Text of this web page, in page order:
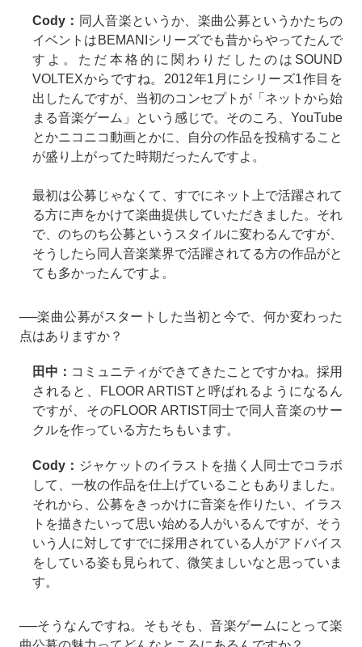
Cody： 同人音楽というか、楽曲公募というかたちの
イベントはBEMANIシリーズでも昔からやってたんで
すよ。ただ本格的に関わりだしたのはSOUND
VOLTEXからですね。2012年1月にシリーズ1作目を
出したんですが、当初のコンセプトが「ネットから始
まる音楽ゲーム」という感じで。そのころ、YouTube
とかニコニコ動画とかに、自分の作品を投稿すること
が盛り上がってた時期だったんですよ。
最初は公募じゃなくて、すでにネット上で活躍されて
る方に声をかけて楽曲提供していただきました。それ
で、のちのち公募というスタイルに変わるんですが、
そうしたら同人音楽業界で活躍されてる方の作品がと
ても多かったんですよ。
──楽曲公募がスタートした当初と今で、何か変わった
点はありますか？
田中： コミュニティができてきたことですかね。採用
されると、FLOOR ARTISTと呼ばれるようになるん
ですが、そのFLOOR ARTIST同士で同人音楽のサー
クルを作っている方たちもいます。
Cody： ジャケットのイラストを描く人同士でコラボ
して、一枚の作品を仕上げていることもありました。
それから、公募をきっかけに音楽を作りたい、イラス
トを描きたいって思い始める人がいるんですが、そう
いう人に対してすでに採用されている人がアドバイス
をしている姿も見られて、微笑ましいなと思っていま
す。
──そうなんですね。そもそも、音楽ゲームにとって楽